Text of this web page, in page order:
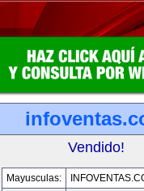
Vendido!
Mayusculas: